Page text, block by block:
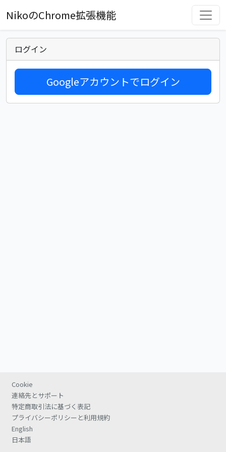
NikoのChrome拡張機能
ログイン
Googleアカウントでログイン
Cookie
連絡先とサポート
特定商取引法に基づく表記
プライバシーポリシーと利用規約
English
日本語